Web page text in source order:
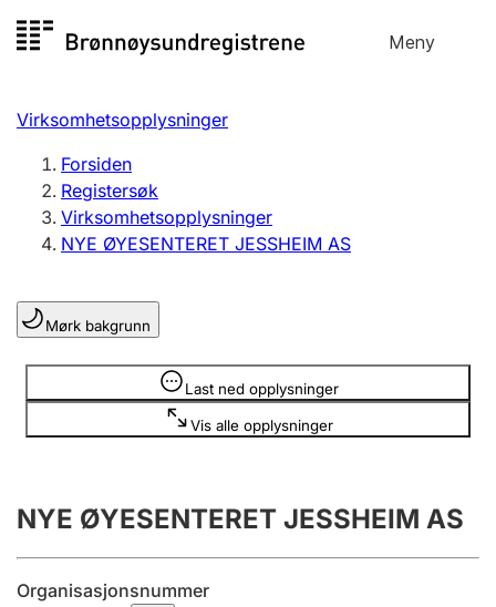
til
Meny
Registersøk
Aksjeselskap
Enkeltpersonforetak
Registrere, endre, slette
Lag og forening
Registrere, endre, slette
Årsregnskap
Innsending og forsinkelsesgebyr
Virksomhetsopplysninger
Forsiden
Registersøk
Virksomhetsopplysninger
NYE ØYESENTERET JESSHEIM AS
Mørk bakgrunn
Last ned opplysninger
Vis alle opplysninger
Opplysninger er skjult
NYE ØYESENTERET JESSHEIM AS
Organisasjonsnummer